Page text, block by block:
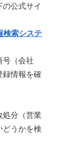
公式サイ
検索システ
号（会社
録情報を確
処分（営業
どうかを検